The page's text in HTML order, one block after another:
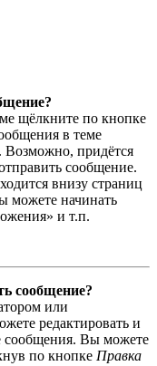
щёлкните по кнопке
в теме
Возможно, придётся
сообщение.
внизу страниц
можете начинать
и т.п.
сообщение?
или
редактировать и
сообщения. Вы можете
по кнопке Правка